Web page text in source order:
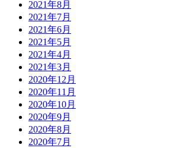
2021年8月
2021年7月
2021年6月
2021年5月
2021年4月
2021年3月
2020年12月
2020年11月
2020年10月
2020年9月
2020年8月
2020年7月